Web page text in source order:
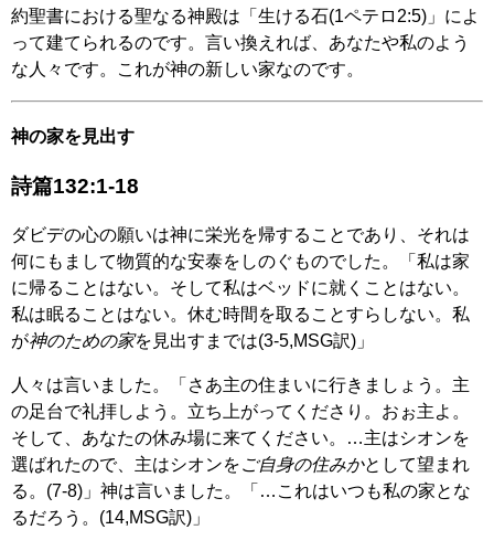
約聖書における聖なる神殿は「生ける石(1ペテロ2:5)」によ
って建てられるのです。言い換えれば、あなたや私のよう
な人々です。これが神の新しい家なのです。
神の家を見出す
詩篇132:1-18
ダビデの心の願いは神に栄光を帰することであり、それは
何にもまして物質的な安泰をしのぐものでした。「私は家
に帰ることはない。そして私はベッドに就くことはない。
私は眠ることはない。休む時間を取ることすらしない。私
が神のための家を見出すまでは(3-5,MSG訳)」
人々は言いました。「さあ主の住まいに行きましょう。主
の足台で礼拝しよう。立ち上がってくださり。おぉ主よ。
そして、あなたの休み場に来てください。…主はシオンを
選ばれたので、主はシオンをご自身の住みかとして望まれ
る。(7-8)」神は言いました。「…これはいつも私の家とな
るだろう。(14,MSG訳)」